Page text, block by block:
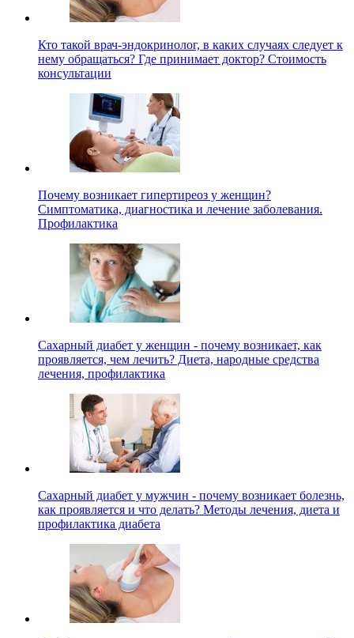
Кто такой врач-эндокринолог, в каких случаях следует к
нему обращаться? Где принимает доктор? Стоимость
консультации
Почему возникает гипертиреоз у женщин?
Симптоматика, диагностика и лечение заболевания.
Профилактика
Сахарный диабет у женщин - почему возникает, как
проявляется, чем лечить? Диета, народные средства
лечения, профилактика
Сахарный диабет у мужчин - почему возникает болезнь,
как проявляется и что делать? Методы лечения, диета и
профилактика диабета